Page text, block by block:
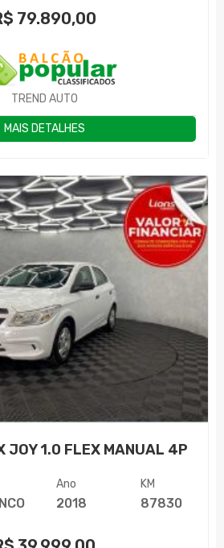
79.890,00
TREND AUTO
MAIS DETALHES
JOY 1.0 FLEX MANUAL 4P
Ano
2018
KM
87830